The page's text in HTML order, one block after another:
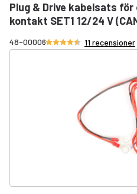
Plug & Drive kabelsats
kontakt SET1 12/24 V
48-00006Betyg 4.3/5 stjärnor
11 recensioner